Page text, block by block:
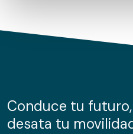
de cookies.
información sobre el uso
nuestros partners de redes
Conduce tu futuro,
desata tu